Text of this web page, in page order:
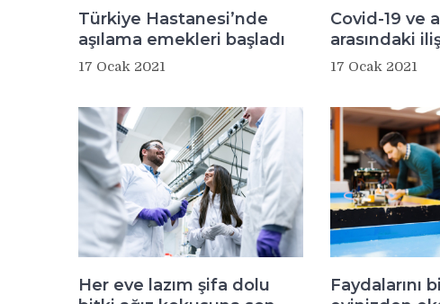
Türkiye Hastanesi’nde
aşılama emekleri başladı
17 Ocak 2021
Covid-19 ve
arasındaki
17 Ocak 2021
Her eve lazım şifa dolu
Faydalarını